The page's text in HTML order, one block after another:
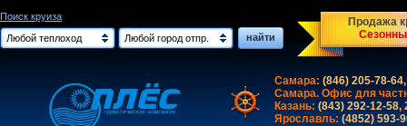
Поиск круиза
Любой теплоход
Любой город отпр. найти
Продажа
Самара: (846) 205-78-
Самара. Офис для
Казань: (843) 292-12-58,
Ярославль: (4852) 593-